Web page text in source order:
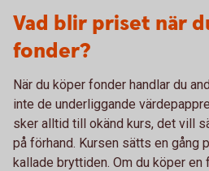
Vad blir priset när
fonder?
När du köper fonder handlar du
inte de underliggande
sker alltid till okänd kurs, det vill
på förhand. Kursen sätts en gång
kallade bryttiden. Om du köper en